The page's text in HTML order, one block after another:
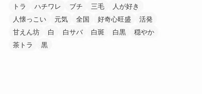
トラ
ハチワレ ブチ 三毛
人が好き
人懐っこい
元気 全国 好奇心旺盛
活発
甘えん坊
白 白サバ 白斑 白黒
穏やか
茶トラ
黒